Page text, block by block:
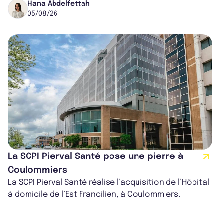
16,82%. Cette nouvell...
Hana Abdelfettah
05/08/26
La SCPI Pierval Santé pose une pierre à
Coulommiers
La SCPI Pierval Santé réalise l’acquisition de l’Hôpital
à domicile de l’Est Francilien, à Coulommiers.